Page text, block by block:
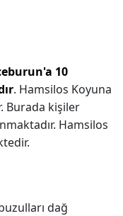
10
. Hamsilos Koyuna
Burada kişiler
Hamsilos
dağ